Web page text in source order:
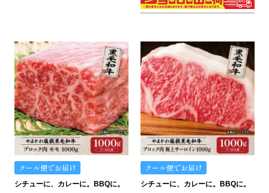
クール便でお届け
シチューに、カレーに。BBQに。
クール便でお届け
シチューに、カレーに。BBQに。